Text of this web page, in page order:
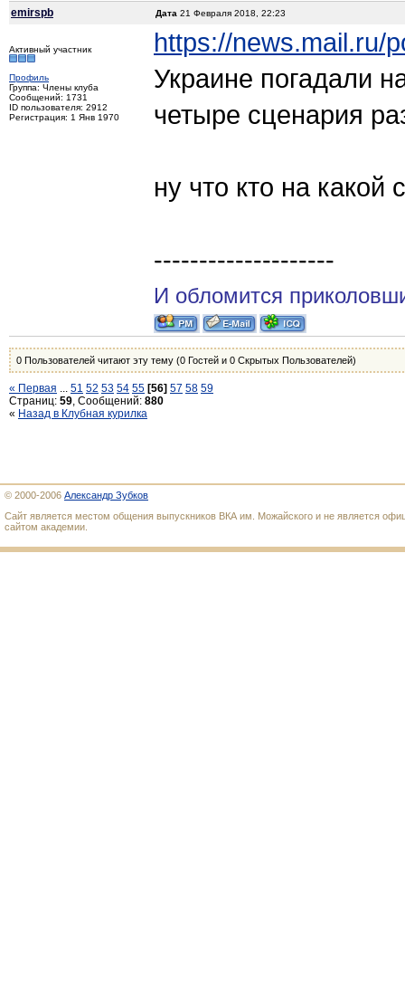
emirspb Дата 21 Февраля 2018, 22:23
Активный участник
Профиль
Группа: Члены клуба
Сообщений: 1731
ID пользователя: 2912
Регистрация: 1 Янв 1970
https://news.mail.ru/
Украине погадали
четыре сценария
ну что кто на какой
--------------------
И обломится
0 Пользователей читают эту тему (0 Гостей и 0 Скрытых Пользователей)
« Первая ... 51 52 53 54 55 [56] 57 58 59
Страниц: 59, Сообщений: 880
« Назад в Клубная курилка
© 2000-2006 Александр Зубков
Сайт является местом общения выпускников ВКА им. Можайского и не является
сайтом академии.